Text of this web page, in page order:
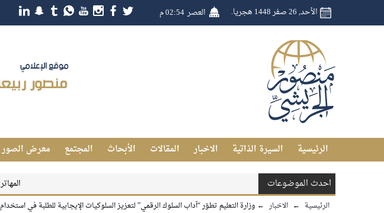
الأحد, 26 صفر 1448 هجريا. العصر 02:54 م
الرئيسية السيرة الذاتية الاخبار المقالات الأبحاث المجتمع معرض الصور
احدث الموضوعات المهاترات الشعرية
الرئيسية ← الاخبار ← وزارة التعليم تطوّر “آداب السلوك الرقمي” لتعزيز السلوكيات الإيجابية للطلبة في